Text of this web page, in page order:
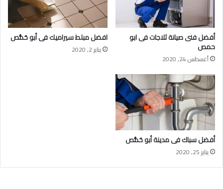
أفضل فنى صيانة ثلاجات فى ابو
حمص
أغسطس 24, 2020
افضل مبلط سيراميك فى أبو حُمُّص
يناير 2, 2020
أفضل سباك فى مدينة أبو حُمُّص
يناير 25, 2020